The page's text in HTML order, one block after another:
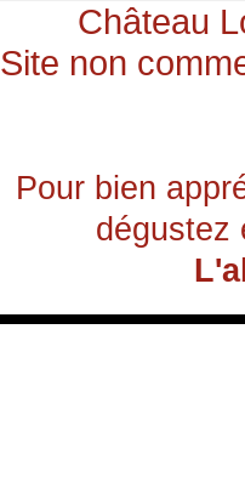
Château
Site non
Pour bien
dégustez